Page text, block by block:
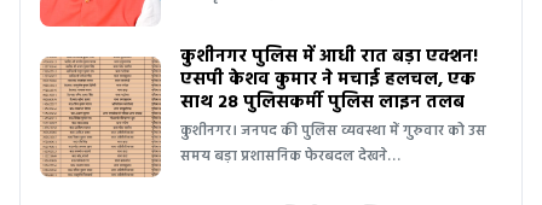
कुशीनगर पुलिस में आधी रात बड़ा एक्शन!
एसपी केशव कुमार ने मचाई हलचल, एक
साथ 28 पुलिसकर्मी पुलिस लाइन तलब
कुशीनगर। जनपद की पुलिस व्यवस्था में गुरुवार को उस
समय बड़ा प्रशासनिक फेरबदल देखने…